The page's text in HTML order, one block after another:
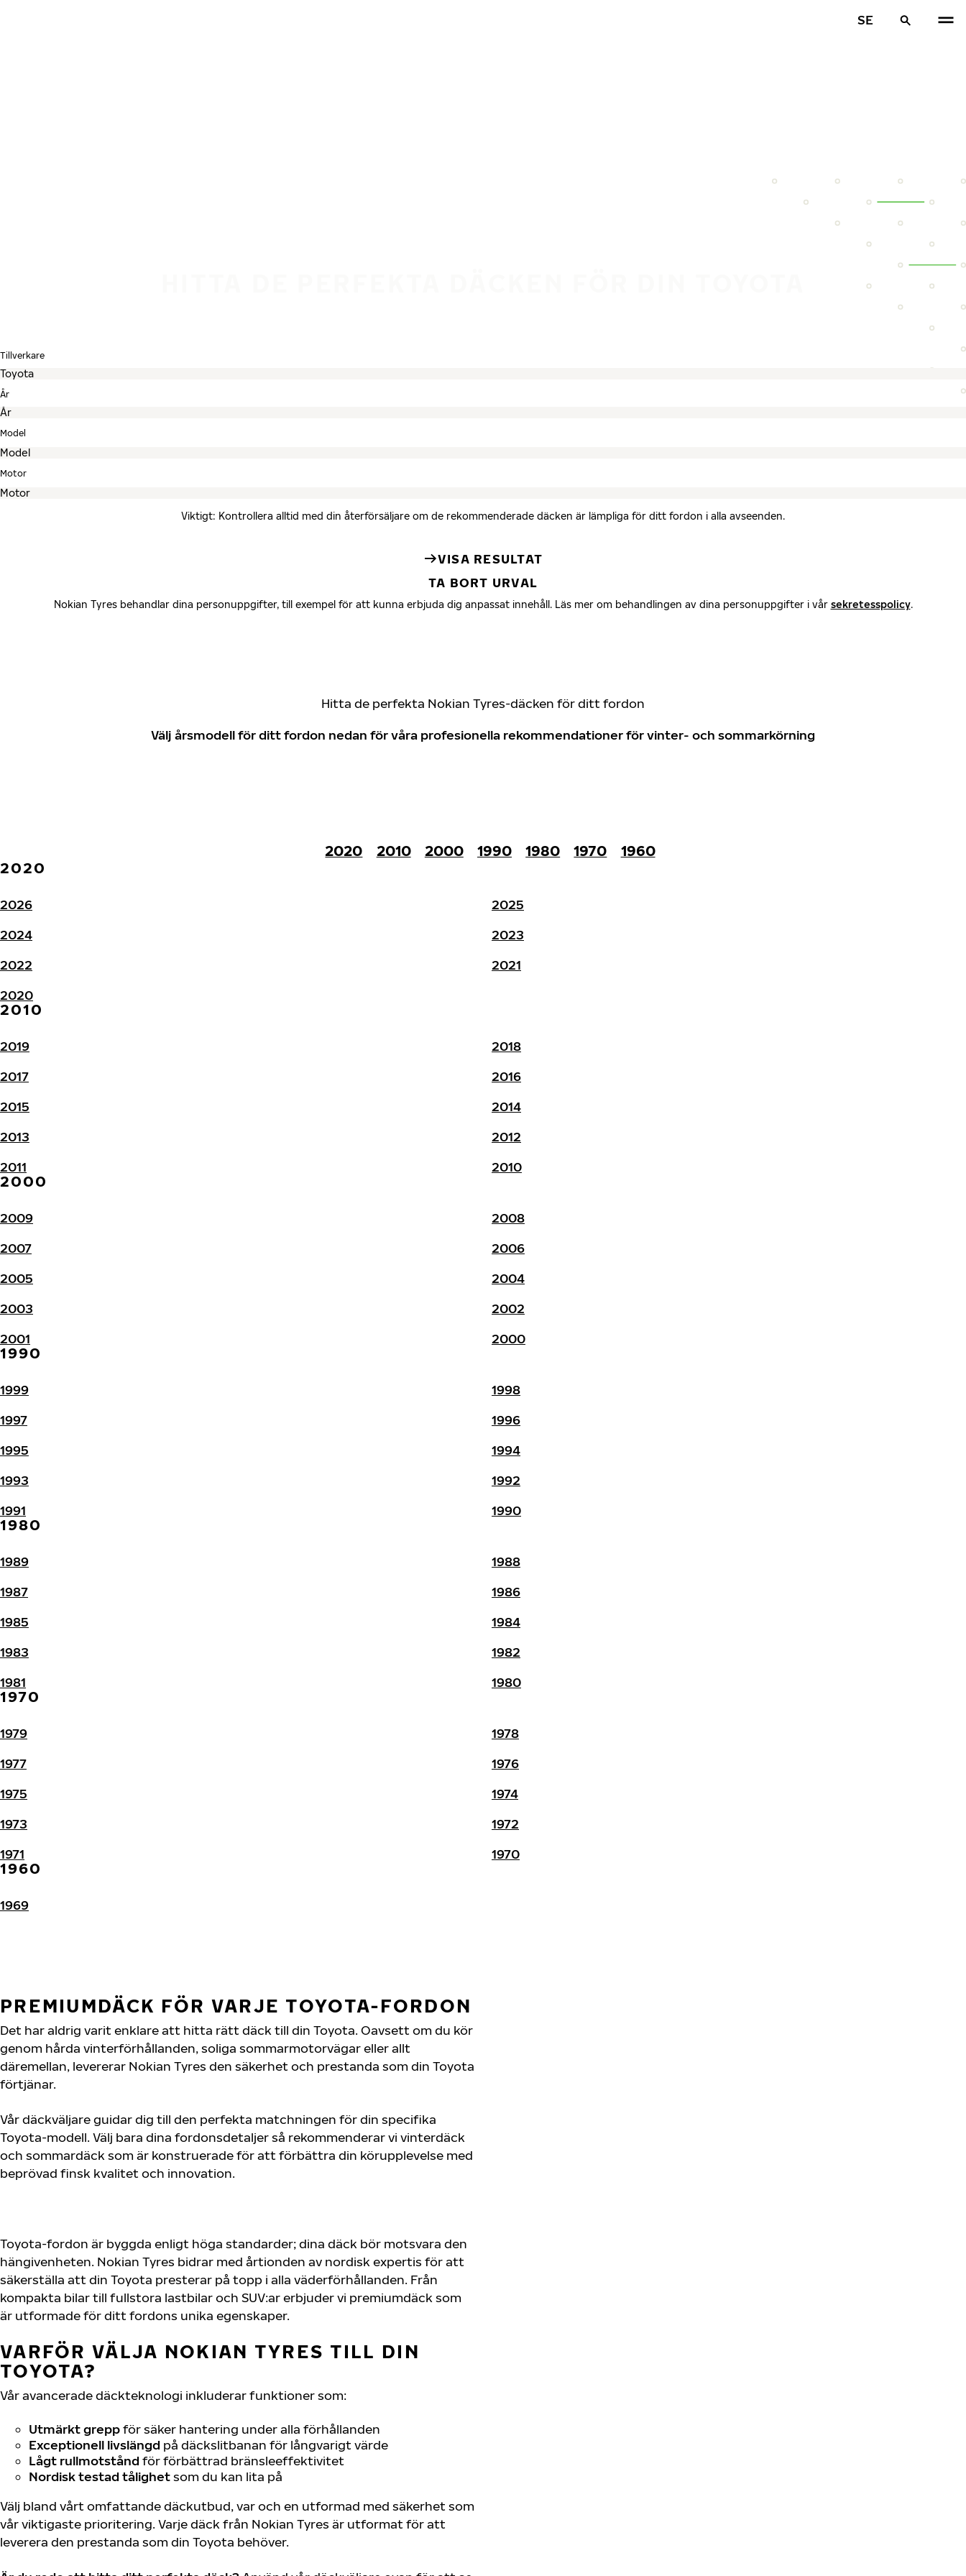
SE
Tillverkare
År
Model
Motor
Viktigt: Kontrollera alltid med din återförsäljare om de rekommenderade däcken är lämpliga för ditt fordon i alla avseenden.
VISA RESULTAT
TA BORT URVAL
Nokian Tyres behandlar dina personuppgifter, till exempel för att kunna erbjuda dig anpassat innehåll. Läs mer om behandlingen av dina personuppgifter i vår sekretesspolicy.
Hitta de perfekta Nokian Tyres-däcken för ditt fordon
Välj årsmodell för ditt fordon nedan för våra profesionella rekommendationer för vinter- och sommarkörning
2020 2010 2000 1990 1980 1970
1960
2020
2026
2025
2024
2023
2022
2021
2020
2010
2019
2018
2017
2016
2015
2014
2013
2012
2011
2010
2000
2009
2008
2007
2006
2005
2004
2003
2002
2001
2000
1990
1999
1998
1997
1996
1995
1994
1993
1992
1991
1990
1980
1989
1988
1987
1986
1985
1984
1983
1982
1981
1980
1970
1979
1978
1977
1976
1975
1974
1973
1972
1971
1970
1960
1969
PREMIUMDÄCK FÖR VARJE TOYOTA-FORDON
Det har aldrig varit enklare att hitta rätt däck till din Toyota. Oavsett om du kör
genom hårda vinterförhållanden, soliga sommarmotorvägar eller allt
däremellan, levererar Nokian Tyres den säkerhet och prestanda som din Toyota
förtjänar.
Vår däckväljare guidar dig till den perfekta matchningen för din specifika
Toyota-modell. Välj bara dina fordonsdetaljer så rekommenderar vi vinterdäck
och sommardäck som är konstruerade för att förbättra din körupplevelse med
beprövad finsk kvalitet och innovation.
Toyota-fordon är byggda enligt höga standarder; dina däck bör motsvara den
hängivenheten. Nokian Tyres bidrar med årtionden av nordisk expertis för att
säkerställa att din Toyota presterar på topp i alla väderförhållanden. Från
kompakta bilar till fullstora lastbilar och SUV:ar erbjuder vi premiumdäck som
är utformade för ditt fordons unika egenskaper.
VARFÖR VÄLJA NOKIAN TYRES TILL DIN
TOYOTA?
Vår avancerade däckteknologi inkluderar funktioner som:
Utmärkt greppför säker hantering under alla förhållanden
Exceptionell livslängd på däckslitbanan för långvarigt värde
Lågt rullmotstånd för förbättrad bränsleeffektivitet
Nordisk testad tålighetsom du kan lita på
Välj bland vårt omfattande däckutbud, var och en utformad med säkerhet som
vår viktigaste prioritering. Varje däck från Nokian Tyres är utformat för att
leverera den prestanda som din Toyota behöver.